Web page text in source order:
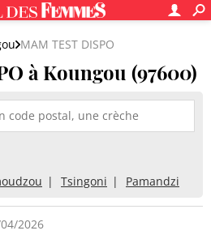
MAM TEST DISPO
à Koungou (97600)
Tsingoni Pamandzi
2026